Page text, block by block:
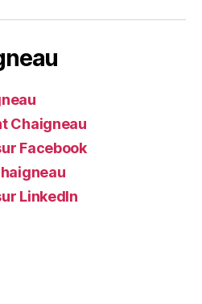
Chaigneau
Facebook
LinkedIn